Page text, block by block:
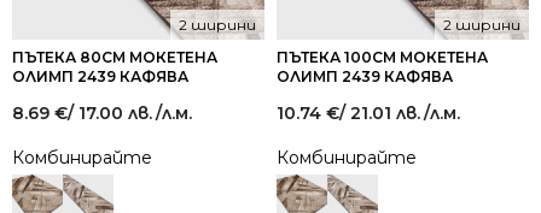
ПЪТЕКА 80СМ МОКЕТЕНА
ОЛИМП 2439 КАФЯВА
2 ширини
8.69 €/ 17.00 лв./л.м.
Комбинирайте
ПЪТЕКА 100СМ МОКЕТЕНА
ОЛИМП 2439 КАФЯВА
2 ширини
10.74 €/ 21.01 лв./л.м.
Комбинирайте